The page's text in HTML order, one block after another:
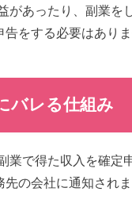
があったり、副業を
告をする必要はありま
バレる仕組み
業で得た収入を確定
の会社に通知されま